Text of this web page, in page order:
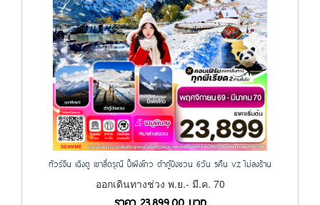
ทัวร์จีน เฉิงตู เขาสี่ดรุณี ปี้เผิงโกว ต๋ากู๋ปิงชวน 6วัน 5คืน VZ ไม่ลงร้าน
ออกเดินทางช่วง พ.ย.- มี.ค. 70
ราคา 23,899.00บาท